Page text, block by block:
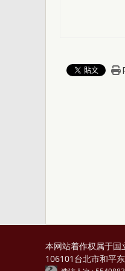
本网站着作权属于国
106101台北市和平